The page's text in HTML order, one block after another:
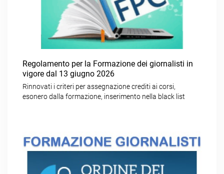
Regolamento per la Formazione dei giornalisti in
vigore dal 13 giugno 2026
Rinnovati i criteri per assegnazione crediti ai corsi,
esonero dalla formazione, inserimento nella black list